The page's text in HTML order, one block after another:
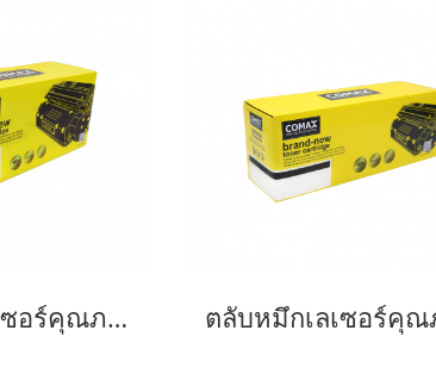
ตลับหมึกเลเซอร์คุณภาพสูงสำหรับ SAMSUNG รุ่น MLT-D116L NEW